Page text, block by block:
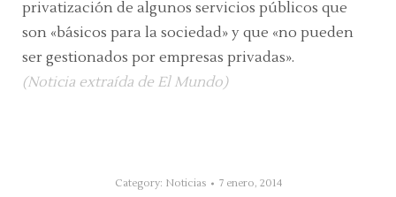
privatización de algunos servicios públicos que
son «básicos para la sociedad» y que «no pueden
ser gestionados por empresas privadas».
(Noticia extraída de El Mundo)
Category: Noticias 7 enero, 2014